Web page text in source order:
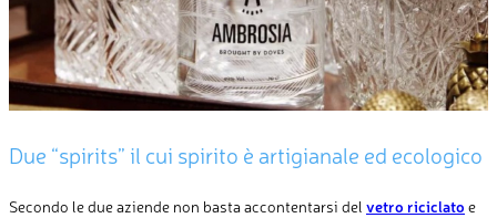
Due “spirits” il cui spirito è artigianale ed ecologico
Secondo le due aziende non basta accontentarsi del vetro riciclato e